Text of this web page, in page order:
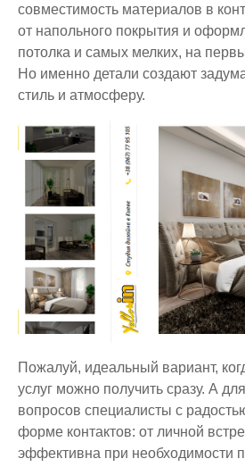
совместимость материалов в
от напольного покрытия и
потолка и самых мелких, на
Но именно детали создают
стиль и атмосферу.
Пожалуй, идеальный вариант,
услуг можно получить сразу. А
вопросов специалисты с
форме контактов: от личной
эффективна при необходимости